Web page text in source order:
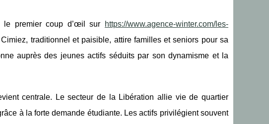
le premier coup d’œil sur
https://www.agence-winter.com/les-
traditionnel et paisible, attire familles et seniors pour sa
auprès des jeunes actifs séduits par son dynamisme et la
centrale. Le secteur de la Libération allie vie de quartier
à la forte demande étudiante. Les actifs privilégient souvent